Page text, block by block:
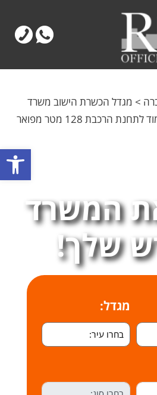
> מגדל הכשרת הישוב משרד
במיקום הכי אסטרטגי בצמוד לתחנת הרכבת 128 מטר מפואר
המשרד
שלך!
מגדל: